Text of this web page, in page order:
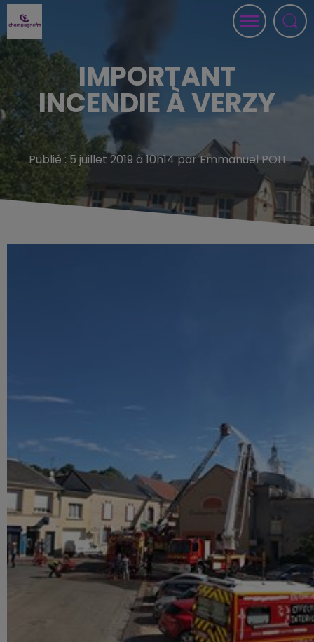
IMPORTANT
INCENDIE À VERZY
Publié : 5 juillet 2019 à 10h14 par Emmanuel POLI